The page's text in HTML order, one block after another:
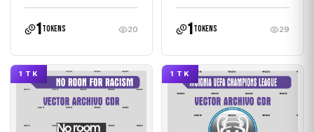
1tokens 20 1tokens 29
1 TK 1 TK